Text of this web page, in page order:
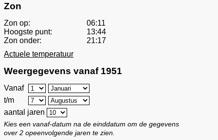
Zon
Zon op:
06:11
Hoogste punt:
13:44
Zon onder:
21:17
Actuele temperatuur
Weergegevens vanaf 1951
Vanaf
t/m
aantal jaren
Kies een vanaf-datum na de einddatum om de gegevens
over 2 opeenvolgende jaren te zien.